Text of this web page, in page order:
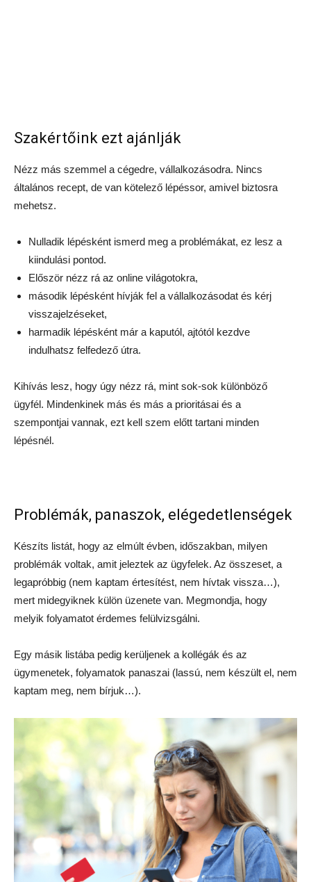
Szakértőink ezt ajánlják
Nézz más szemmel a cégedre, vállalkozásodra. Nincs
általános recept, de van kötelező lépéssor, amivel biztosra
mehetsz.
Nulladik lépésként ismerd meg a problémákat, ez lesz a
kiindulási pontod.
Először nézz rá az online világotokra,
második lépésként hívják fel a vállalkozásodat és kérj
visszajelzéseket,
harmadik lépésként már a kaputól, ajtótól kezdve
indulhatsz felfedező útra.
Kihívás lesz, hogy úgy nézz rá, mint sok-sok különböző
ügyfél. Mindenkinek más és más a prioritásai és a
szempontjai vannak, ezt kell szem előtt tartani minden
lépésnél.
Problémák, panaszok, elégedetlenségek
Készíts listát, hogy az elmúlt évben, időszakban, milyen
problémák voltak, amit jeleztek az ügyfelek. Az összeset, a
legapróbbig (nem kaptam értesítést, nem hívtak vissza…),
mert midegyiknek külön üzenete van. Megmondja, hogy
melyik folyamatot érdemes felülvizsgálni.
Egy másik listába pedig kerüljenek a kollégák és az
ügymenetek, folyamatok panaszai (lassú, nem készült el, nem
kaptam meg, nem bírjuk…).